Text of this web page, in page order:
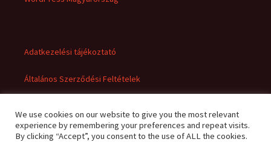
Adatkezelési tájékoztató
Általános Szerződési Feltételek
We use cookies on our website to give you the most relevant
experience by remembering your preferences and repeat visits.
By clicking “Accept”, you consent to the use of ALL the cookies.